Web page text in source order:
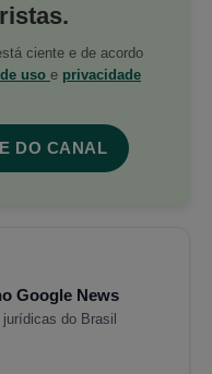
ciente e de acordo
uso e privacidade
DO CANAL
Google News
do Brasil